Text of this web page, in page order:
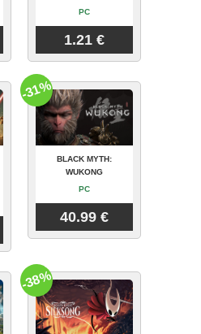
PC
1.21 €
BLACK MYTH:
WUKONG
PC
40.99 €
-31%
-38%